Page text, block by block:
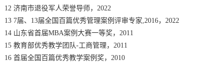
12 济南市退役军人荣誉导师，2022
13 7届、13届全国百篇优秀管理案例评审专家,2016，2022
14 山东省首届MBA案例大赛一等奖，2011
15 教育部优秀教学团队-工商管理，2011
16 首届全国百篇优秀教学案例奖，2010